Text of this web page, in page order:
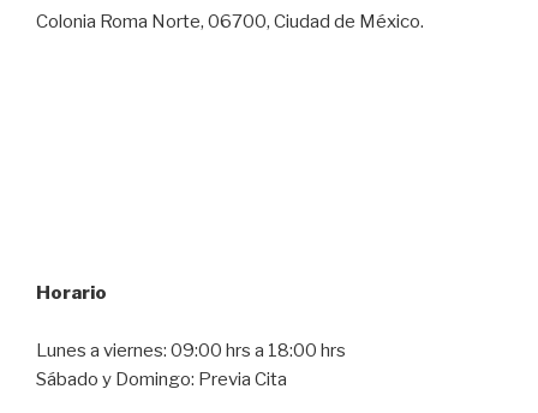
Colonia Roma Norte, 06700, Ciudad de México.
Horario
Lunes a viernes: 09:00 hrs a 18:00 hrs
Sábado y Domingo: Previa Cita